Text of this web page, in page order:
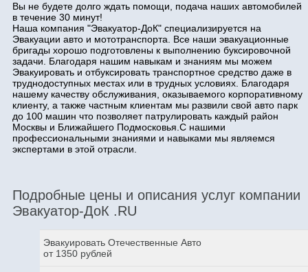
Вы не будете долго ждать помощи, подача наших автомобилей
в течение 30 минут!
Наша компания "Эвакуатор-ДоК" специализируется на
Эвакуации авто и мототранспорта. Все наши эвакуационные
бригады хорошо подготовлены к выполнению буксировочной
задачи. Благодаря нашим навыкам и знаниям мы можем
Эвакуировать и отбуксировать транспортное средство даже в
труднодоступных местах или в трудных условиях. Благодаря
нашему качеству обслуживания, оказываемого корпоративному
клиенту, а также частным клиентам мы развили свой авто парк
до 100 машин что позволяет патрулировать каждый район
Москвы и Ближайшего Подмосковья.С нашими
профессиональными знаниями и навыками мы являемся
экспертами в этой отрасли.
Подробные цены и описания услуг компании
Эвакуатор-ДоК .RU
Эвакуировать Отечественные Авто
от 1350 рублей